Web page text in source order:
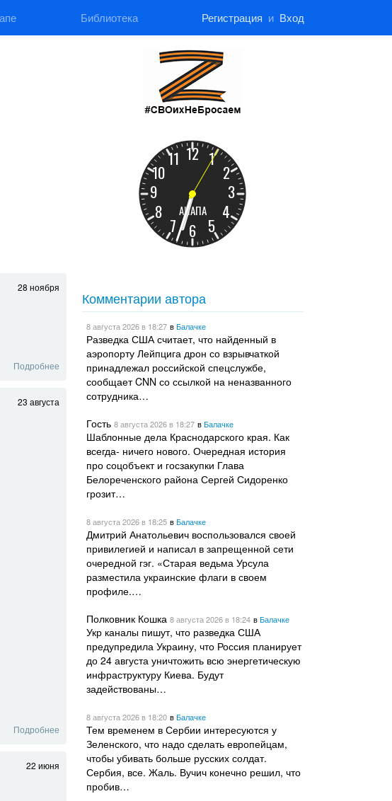
Библиотека Регистрация и Вход
28 ноября
Подробнее
23 августа
Подробнее
22 июня
Комментарии автора
8 августа 2026в 18:27 вБалачке
Разведка США считает, что найденный в
аэропорту Лейпцига дрон со взрывчаткой
принадлежал российской спецслужбе,
сообщает CNN со ссылкой на неназванного
сотрудника…
Гость 8 августа 2026в 18:27 вБалачке
Шаблонные дела Краснодарского края. Как
всегда- ничего нового. Очередная история
про соцобъект и госзакупки Глава
Белореченского района Сергей Сидоренко
грозит…
8 августа 2026в 18:25 вБалачке
Дмитрий Анатольевич воспользовался своей
привилегией и написал в запрещенной сети
очередной гэг. «Старая ведьма Урсула
разместила украинские флаги в своем
профиле.…
Полковник Кошка 8 августа 2026в 18:24 вБалачке
Укр каналы пишут, что разведка США
предупредила Украину, что Россия планирует
до 24 августа уничтожить всю энергетическую
инфраструктуру Киева. Будут
задействованы…
8 августа 2026в 18:20 вБалачке
Тем временем в Сербии интересуются у
Зеленского, что надо сделать европейцам,
чтобы убивать больше русских солдат.
Сербия, все. Жаль. Вучич конечно решил, что
пробив…